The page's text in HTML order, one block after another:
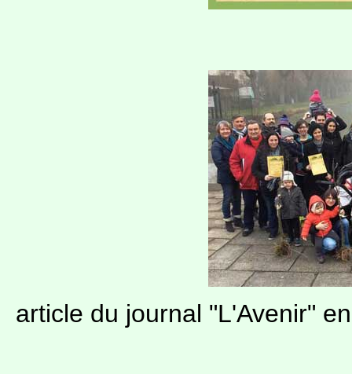
article du journal "L'Avenir"